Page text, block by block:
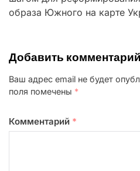
образа Южного на карте
Добавить комментарий
Ваш адрес email не будет
поля помечены *
Комментарий *